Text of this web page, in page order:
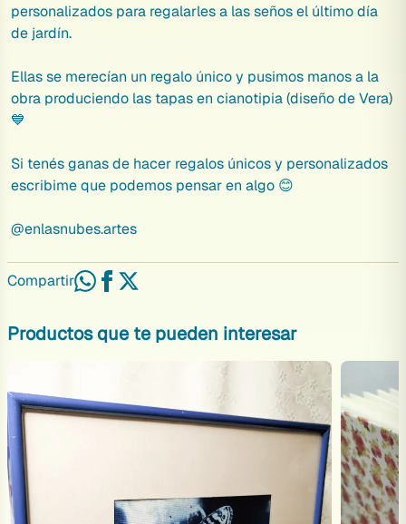
personalizados para regalarles a las seños el último día
de jardín.
Ellas se merecían un regalo único y pusimos manos a la
obra produciendo las tapas en cianotipia (diseño de Vera)
💙
Si tenés ganas de hacer regalos únicos y personalizados
escribime que podemos pensar en algo 😊
@enlasnubes.artes
Compartir
Productos que te pueden interesar